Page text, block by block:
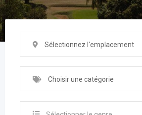
Sélectionnez l'emplacement
Choisir une catégorie